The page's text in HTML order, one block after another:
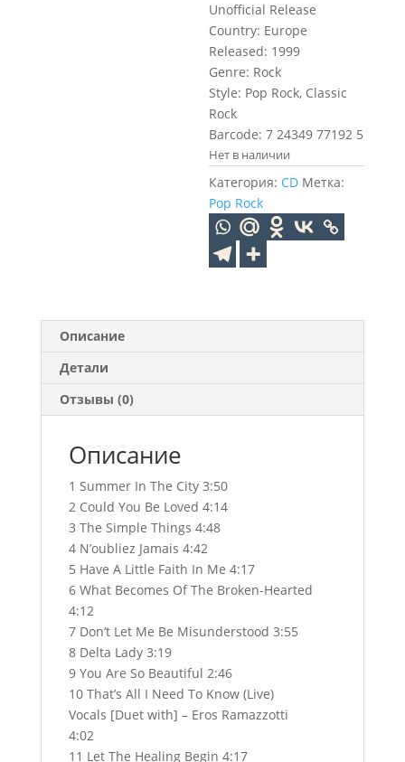
Unofficial Release
Country: Europe
Released: 1999
Genre: Rock
Style: Pop Rock, Classic
Rock
Barcode: 7 24349 77192 5
Нет в наличии
Категория: CD Метка:
Pop Rock
Описание
Детали
Отзывы (0)
Описание
1 Summer In The City 3:50
2 Could You Be Loved 4:14
3 The Simple Things 4:48
4 N’oubliez Jamais 4:42
5 Have A Little Faith In Me 4:17
6 What Becomes Of The Broken-Hearted
4:12
7 Don’t Let Me Be Misunderstood 3:55
8 Delta Lady 3:19
9 You Are So Beautiful 2:46
10 That’s All I Need To Know (Live)
Vocals [Duet with] – Eros Ramazzotti
4:02
11 Let The Healing Begin 4:17